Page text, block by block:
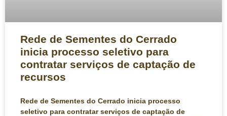
Rede de Sementes do Cerrado
inicia processo seletivo para
contratar serviços de captação de
recursos
Rede de Sementes do Cerrado inicia processo
seletivo para contratar serviços de captação de